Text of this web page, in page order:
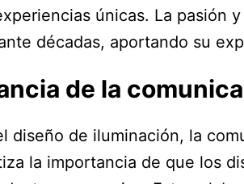
únicas. La pasión
décadas, aportando su
de la
diseño de iluminación, la
la importancia de que los